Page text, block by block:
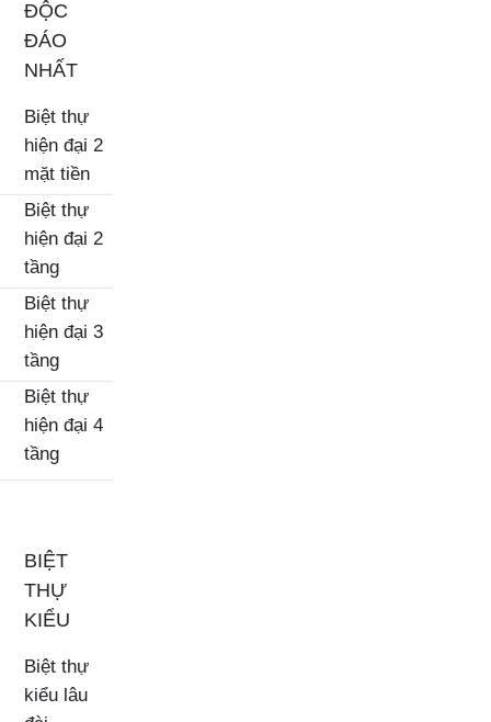
ĐỘC
ĐÁO
NHẤT
Biệt thự
hiện đại 2
mặt tiền
Biệt thự
hiện đại 2
tầng
Biệt thự
hiện đại 3
tầng
Biệt thự
hiện đại 4
tầng
BIỆT
THỰ
KIỂU
Biệt thự
kiểu lâu